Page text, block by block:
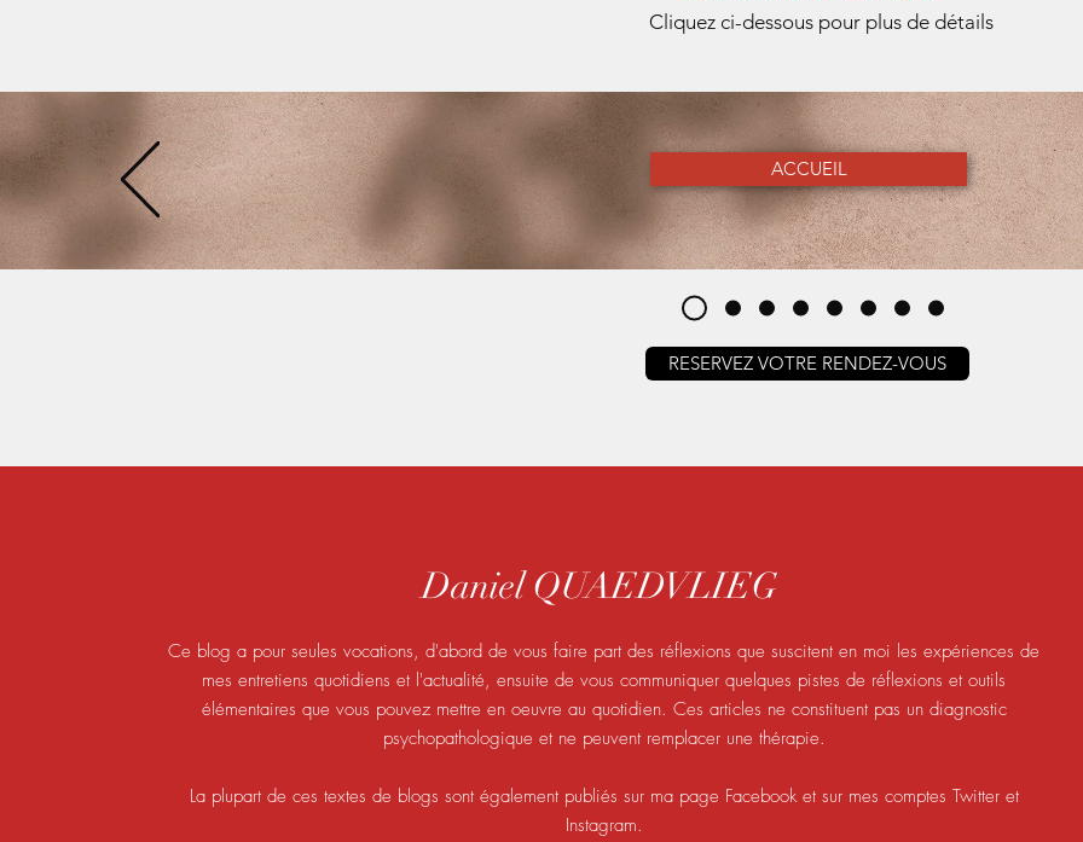
Cliquez ci-dessous pour plus de détails
RESERVEZ VOTRE RENDEZ-VOUS
ACCUEIL
Daniel QUAEDVLIEG
Ce blog a pour seules vocations, d'abord de vous faire part des réflexions que suscitent en moi les expériences de
mes entretiens quotidiens et l'actualité, ensuite de vous communiquer quelques pistes de réflexions et outils
élémentaires que vous pouvez mettre en oeuvre au quotidien. Ces articles ne constituent pas un diagnostic
psychopathologique et ne peuvent remplacer une thérapie.
La plupart de ces textes de blogs sont également publiés sur ma page Facebook et sur mes comptes Twitter et
Instagram.